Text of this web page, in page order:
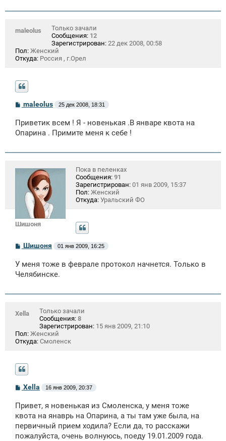
maleolus
Только зачали
Сообщения: 12
Зарегистрирован: 22 дек 2008, 00:58
Пол: Женский
Откуда: Россия , г.Орел
С
о
б
щ
и
maleolus 25 дек 2008, 18:31
Приветик всем ! Я - новенькая .В январе квота на
Опарина . Примите меня к себе !
Шишоня
Пока в пеленках
Сообщения: 91
Зарегистрирован: 01 янв 2009, 15:37
Пол: Женский
Откуда: Уральский ФО
С
о
б
щ
и
Шишоня 01 янв 2009, 16:25
У меня тоже в феврале протокол начнется. Только в
Челябинске.
Xella
Только зачали
Сообщения: 8
Зарегистрирован: 15 янв 2009, 21:10
Пол: Женский
Откуда: Смоленск
С
о
б
щ
н
и
Xella 16 янв 2009, 20:37
Привет, я новенькая из Смоленска, у меня тоже
квота на янаврь на Опарина, а ты там уже была, на
первичный прием ходила? Если да, то расскажи
пожалуйста, очень волнуюсь, поеду 19.01.2009 года.